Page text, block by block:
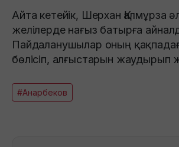
Айта кетейік, Шерхан Қалмұрза
желілерде нағыз батырға
Пайдаланушылар оның
бөлісіп, алғыстарын жаудырып
#Анарбеков